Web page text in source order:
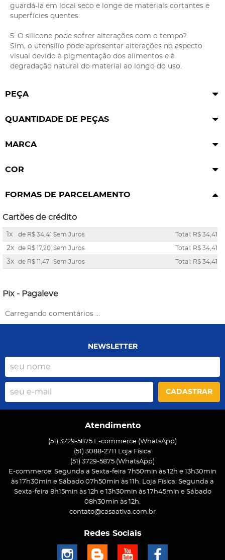
guardá-la em local seco e longe de materiais cortantes e
superfícies quentes.
5. O silicone pode sofrer alterações com o tempo?
Sim, o utensílio pode apresentar alterações no aspecto
visual devido à pigmentação dos alimentos e à
degradação natural do material ao longo do uso.
PEÇA
QUANTIDADE DE PEÇAS
MARCA
COR
FORMAS DE PARCELAMENTO
Cartões de crédito
1x de R$ 34,41 Sem Juros Total: R$ 34,41
2x de R$ 17,20 Sem Juros Total: R$ 34,41
3x de R$ 11,47 Sem Juros Total: R$ 34,41
Pix - Pagaleve
Carregando comentários ...
NEWSLETTER
CADASTRAR
Atendimento
(51) 3729-5875 E-commerce (WhatsApp)
(51) 3088-2711 Loja Física
(51) 3729-5875 (WhatsApp)
E-commerce: Segunda a Sexta-feira 7h50min às 12h e 13h30min
às 17h30min e Sábado 07h50min às 11h. Loja Física: Segunda a
Sexta-feira 8h15min às 12h e 13h30min às 17h45min e Sábado
08h30min às 12h.
contato@casaativa.com.br
Redes Sociais